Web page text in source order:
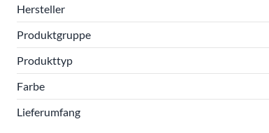
Hersteller
Produktgruppe
Produkttyp
Farbe
Lieferumfang